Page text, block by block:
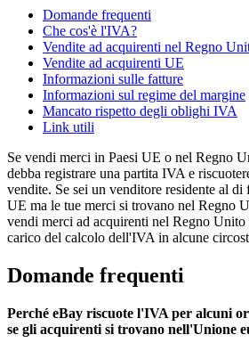
Domande frequenti
Che cos'è l'IVA?
Vendite ad acquirenti nel Regno
Vendite ad acquirenti UE
Informazioni sulle fatture
Informazioni sul regime del margine
Mancato rispetto degli oblighi IVA
Link utili
Se vendi merci in Paesi UE o nel Regno
debba registrare una partita IVA e
vendite. Se sei un venditore residente al
UE ma le tue merci si trovano nel Regno
vendi merci ad acquirenti nel Regno
carico del calcolo dell'IVA in alcune
Domande frequenti
Perché eBay riscuote l'IVA per alcuni
se gli acquirenti si trovano nell'Unione